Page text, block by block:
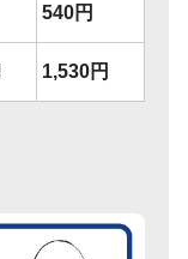
540円
1,530円